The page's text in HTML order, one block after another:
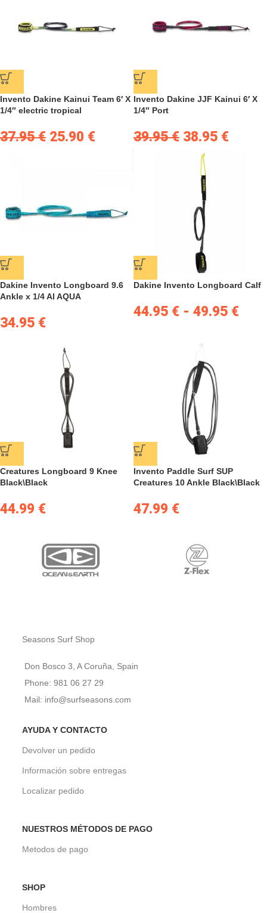
Invento Dakine Kainui Team 6′ X
1/4″ electric tropical
37.95€ 25.90 €
Invento Dakine JJF Kainui 6′ X
1/4″ Port
39.95€ 38.95 €
Dakine Invento Longboard 9.6
Ankle x 1/4 AI AQUA
34.95 €
Dakine Invento Longboard Calf
44.95 € - 49.95 €
Creatures Longboard 9 Knee
Black\Black
44.99 €
Invento Paddle Surf SUP
Creatures 10 Ankle Black\Black
47.99 €
Seasons Surf Shop
Don Bosco 3, A Coruña, Spain
Phone: 981 06 27 29
Mail: info@surfseasons.com
AYUDA Y CONTACTO
Devolver un pedido
Información sobre entregas
Localizar pedido
NUESTROS MÉTODOS DE PAGO
Metodos de pago
SHOP
Hombres